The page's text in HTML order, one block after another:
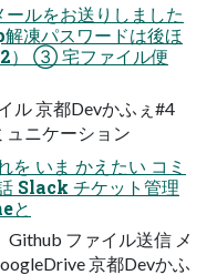
ルをお送りしました
凍パスワードは後ほ
） ③ 宅ファイル便
ル 京都Devかふぇ#4
ュニケーション
を いま かえたい コミ
Slack チケット管理
と
ファイル送信 メ
京都Devかふ